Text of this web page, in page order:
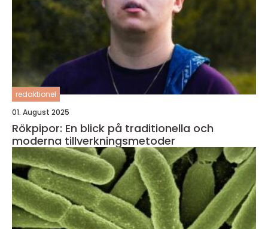
redaktionel
01. August 2025
Rökpipor: En blick på traditionella och
moderna tillverkningsmetoder